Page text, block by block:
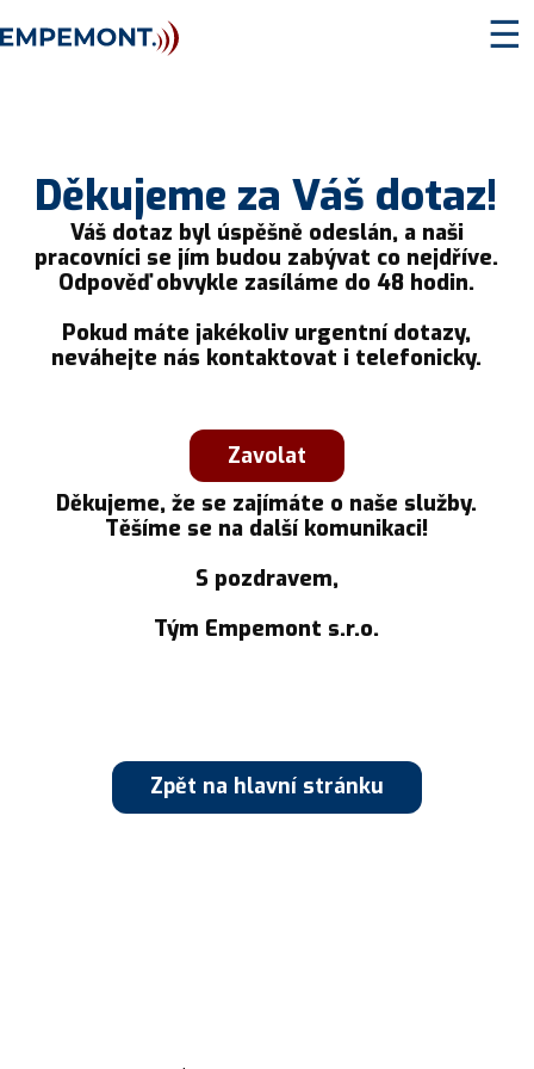
☰
Děkujeme za Váš dotaz!
Váš dotaz byl úspěšně odeslán, a naši
pracovníci se jím budou zabývat co nejdříve.
Odpověď obvykle zasíláme do 48 hodin.
Pokud máte jakékoliv urgentní dotazy,
neváhejte nás kontaktovat i telefonicky.
Zavolat
Děkujeme, že se zajímáte o naše služby.
Těšíme se na další komunikaci!
S pozdravem,
Tým Empemont s.r.o.
Zpět na hlavní stránku